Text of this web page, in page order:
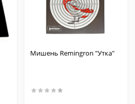
Мишень Remingron "Утка"